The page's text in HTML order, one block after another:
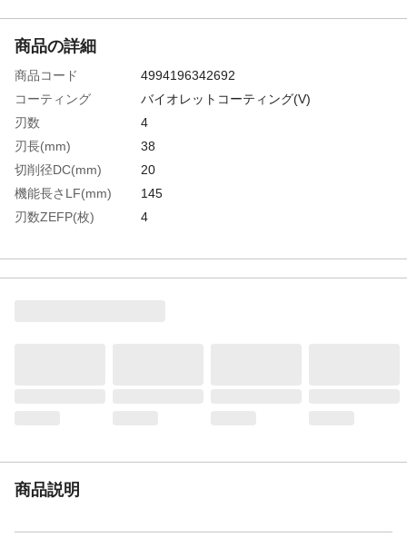
商品の詳細
商品コード
4994196342692
コーティング
バイオレットコーティング(V)
刃数
4
刃長(mm)
38
切削径DC(mm)
20
機能長さLF(mm)
145
刃数ZEFP(枚)
4
DCON(mm)
生産国
日本
商品説明